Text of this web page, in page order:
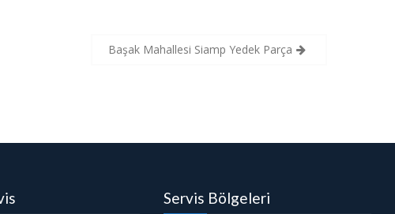
Başak Mahallesi Siamp Yedek Parça
Servis Bölgeleri